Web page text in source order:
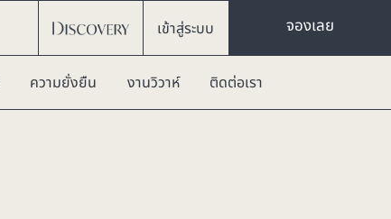
เข้าสู่ระบบ จองเลย
ความยั่งยืน งานวิวาห์ ติดต่อเรา